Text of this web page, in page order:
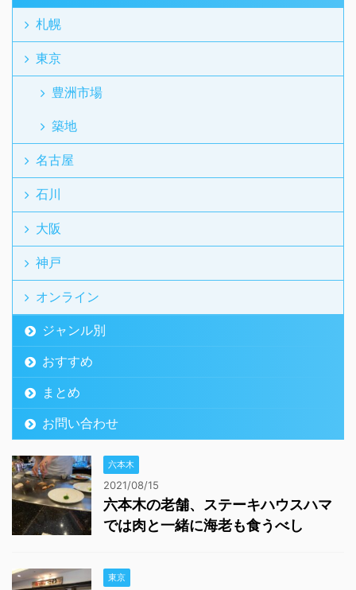
札幌
東京
豊洲市場
築地
名古屋
石川
大阪
神戸
オンライン
ジャンル別
おすすめ
まとめ
お問い合わせ
六本木
2021/08/15
六本木の老舗、ステーキハウスハマ
では肉と一緒に海老も食うべし
東京